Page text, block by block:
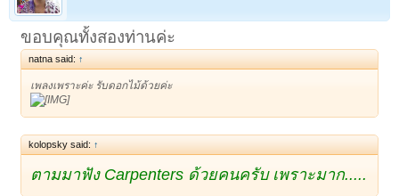
ขอบคุณทั้งสองท่านค่ะ
natna said: ↑
เพลงเพราะค่ะ รับดอกไม้ด้วยค่ะ
kolopsky said: ↑
ตามมาฟัง Carpenters ด้วยคนครับ เพราะมาก.....